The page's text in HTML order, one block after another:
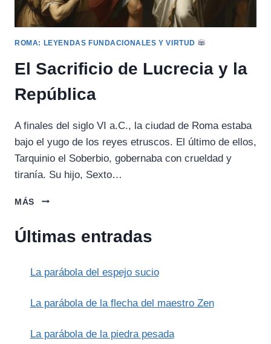
ROMA: LEYENDAS FUNDACIONALES Y VIRTUD
El Sacrificio de Lucrecia y la
República
A finales del siglo VI a.C., la ciudad de Roma estaba
bajo el yugo de los reyes etruscos. El último de ellos,
Tarquinio el Soberbio, gobernaba con crueldad y
tiranía. Su hijo, Sexto…
MÁS
EL
LUCRECIA
REPÚBLICA
Últimas entradas
La parábola del espejo sucio
La parábola de la flecha del maestro Zen
La parábola de la piedra pesada